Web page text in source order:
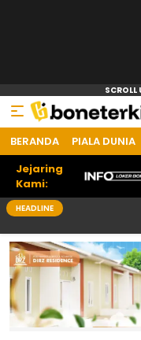
BERANDA PIALA DUNIA
Jejaring
Kami:
HEADLINE